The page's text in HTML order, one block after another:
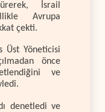
İsrail
Avrupa
çekti.
Üst Yöneticisi
önce
ve
denetledi ve